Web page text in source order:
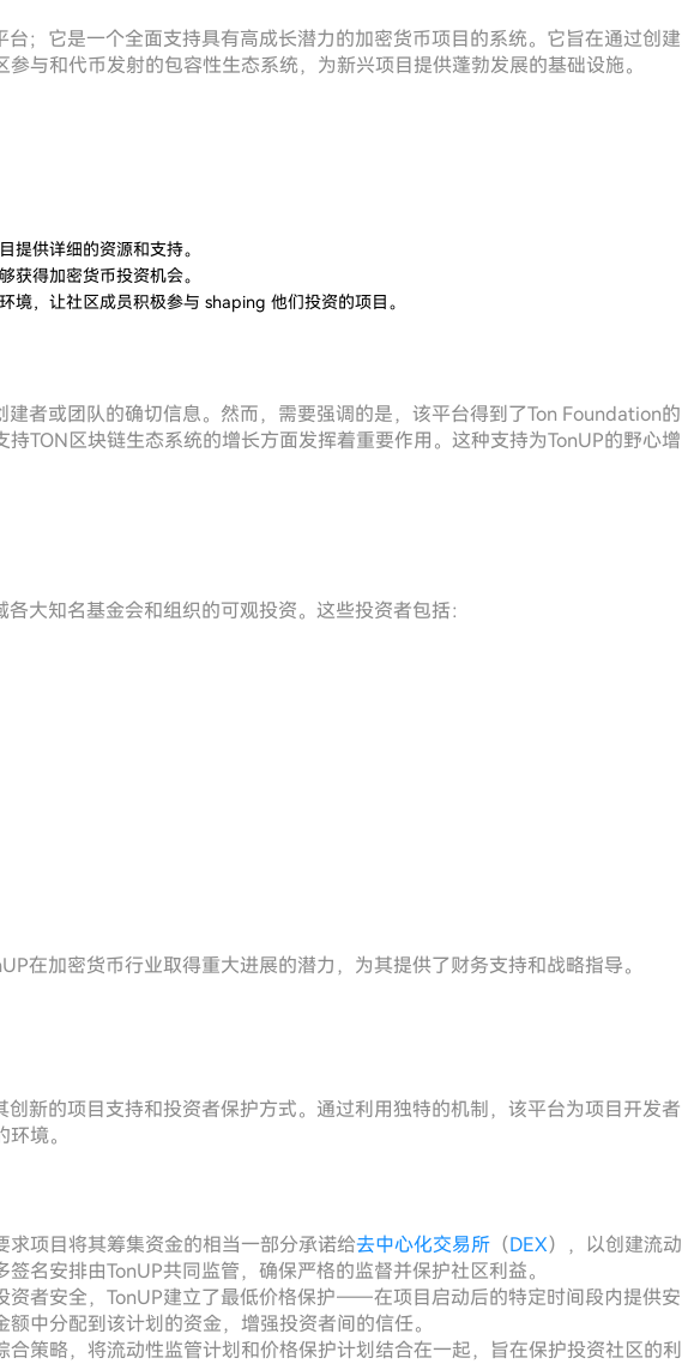
台；它是一个全面支持具有高成长潜力的加密货币项目的系统。它旨在通过创建
与和代币发射的包容性生态系统，为新兴项目提供蓬勃发展的基础设施。
提供详细的资源和支持。
获得加密货币投资机会。
境，让社区成员积极参与 shaping 他们投资的项目。
建者或团队的确切信息。然而，需要强调的是，该平台得到了Ton Foundation的
持TON区块链生态系统的增长方面发挥着重要作用。这种支持为TonUP的野心增
大知名基金会和组织的可观投资。这些投资者包括：
在加密货币行业取得重大进展的潜力，为其提供了财务支持和战略指导。
创新的项目支持和投资者保护方式。通过利用独特的机制，该平台为项目开发者
境。
求项目将其筹集资金的相当一部分承诺给去中心化交易所 （DEX），以创建流动
名安排由TonUP共同监管，确保严格的监督并保护社区利益。
资者安全，TonUP建立了最低价格保护——在项目启动后的特定时间段内提供安
中分配到该计划的资金，增强投资者间的信任。
合策略，将流动性监管计划和价格保护计划结合在一起，旨在保护投资社区的利